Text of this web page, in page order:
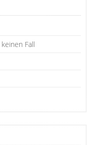
Fall